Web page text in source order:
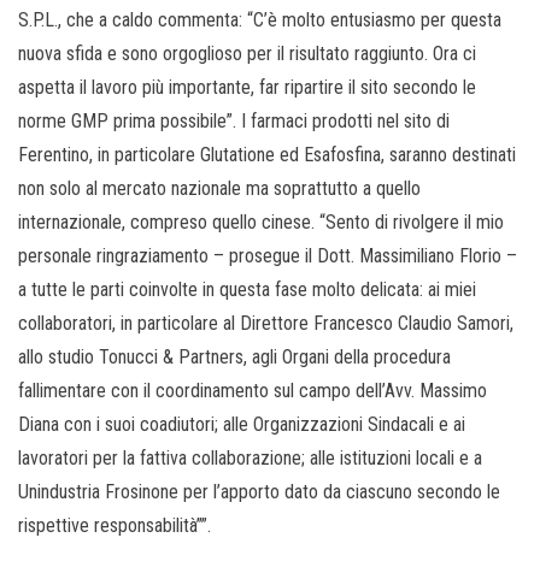
S.P.L., che a caldo commenta: “C’è molto entusiasmo per questa
nuova sfida e sono orgoglioso per il risultato raggiunto. Ora ci
aspetta il lavoro più importante, far ripartire il sito secondo le
norme GMP prima possibile”. I farmaci prodotti nel sito di
Ferentino, in particolare Glutatione ed Esafosfina, saranno destinati
non solo al mercato nazionale ma soprattutto a quello
internazionale, compreso quello cinese. “Sento di rivolgere il mio
personale ringraziamento – prosegue il Dott. Massimiliano Florio –
a tutte le parti coinvolte in questa fase molto delicata: ai miei
collaboratori, in particolare al Direttore Francesco Claudio Samori,
allo studio Tonucci & Partners, agli Organi della procedura
fallimentare con il coordinamento sul campo dell’Avv. Massimo
Diana con i suoi coadiutori; alle Organizzazioni Sindacali e ai
lavoratori per la fattiva collaborazione; alle istituzioni locali e a
Unindustria Frosinone per l’apporto dato da ciascuno secondo le
rispettive responsabilità””.